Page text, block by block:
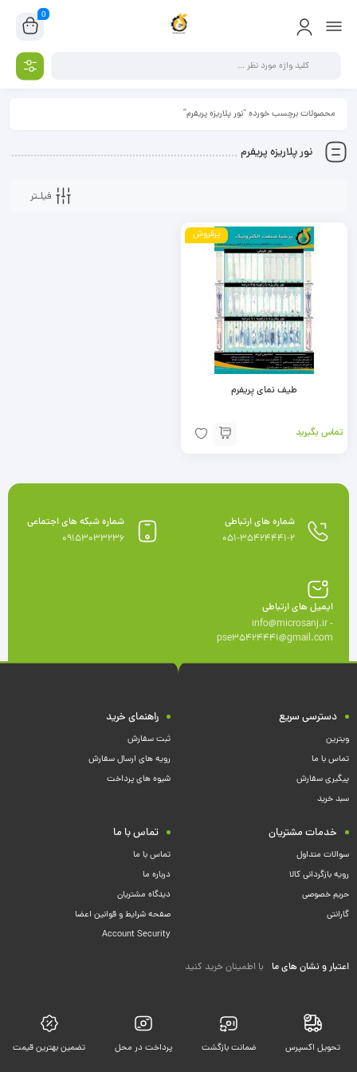
0
محصولات برچسب خورده “نور پلاریزه پریفرم”
نور پلاریزه پریفرم
فیلـتر
پرفروش
طیف نمای پریفرم
تماس بگیرید
شماره های ارتباطی
051-35424441-2
شماره شبکه های اجتماعی
09153033236
ایمیل های ارتباطی
info@microsanj.ir -
pse35424441@gmail.com
دسترسی سریع
ویترین
تماس با ما
پیگیری سفارش
سبد خرید
راهنمای خرید
ثبت سفارش
رویه های ارسال سفارش
شیوه های پرداخت
خدمات مشتریان
سوالات متداول
رویه بازگردانی کالا
حریم خصوصی
گارانتی
تماس با ما
تماس با ما
درباره ما
دیدگاه مشتریان
صفحه شرایط و قوانین اعضا
Account Security
اعتبار و نشان های ما با اطمینان خرید کنید
تحویل اکسپرس ضمانت بازگشت پرداخت در محل تضمین بهترین قیمت